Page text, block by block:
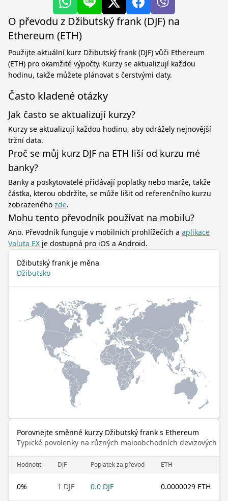
O převodu z Džibutský frank (DJF) na
Ethereum (ETH)
Použijte aktuální kurz Džibutský frank (DJF) vůči Ethereum
(ETH) pro okamžité výpočty. Kurzy se aktualizují každou
hodinu, takže můžete plánovat s čerstvými daty.
Často kladené otázky
Jak často se aktualizují kurzy?
Kurzy se aktualizují každou hodinu, aby odrážely nejnovější
tržní data.
Proč se můj kurz DJF na ETH liší od kurzu mé
banky?
Banky a poskytovatelé přidávají poplatky nebo marže, takže
částka, kterou obdržíte, se může lišit od referenčního kurzu
zobrazeného zde.
Mohu tento převodník používat na mobilu?
Ano. Převodník funguje v mobilních prohlížečích a aplikace
Valuta EX je dostupná pro iOS a Android.
Džibutský frank je měna
Džibutsko
Porovnejte směnné kurzy Džibutský frank s Ethereum
Typické povolenky na různých maloobchodních devizových
Hodnotit DJF Poplatek za převod ETH
0% 1 DJF 0.0 DJF 0.0000029 ETH